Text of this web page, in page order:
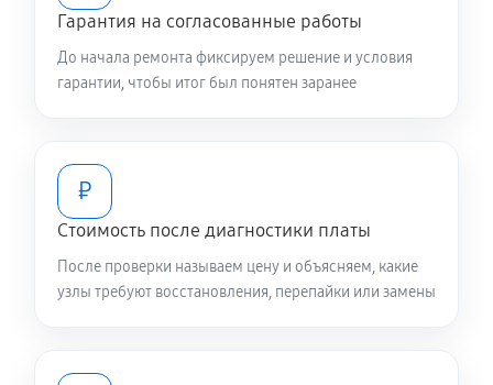
Гарантия на согласованные работы
До начала ремонта фиксируем решение и условия
гарантии, чтобы итог был понятен заранее
₽
Стоимость после диагностики платы
После проверки называем цену и объясняем, какие
узлы требуют восстановления, перепайки или замены